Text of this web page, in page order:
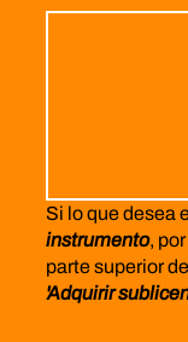
Si lo que desea
instrumento,
parte superior
'Adquirir